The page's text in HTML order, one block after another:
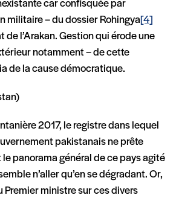
car confisquée par
militaire – du dossier Rohingya[4]
de l’Arakan. Gestion qui érode une
notamment – de cette
de la cause démocratique.
2017, le registre dans lequel
pakistanais ne prête
panorama général de ce pays agité
n’aller qu’en se dégradant. Or,
Premier ministre sur ces divers